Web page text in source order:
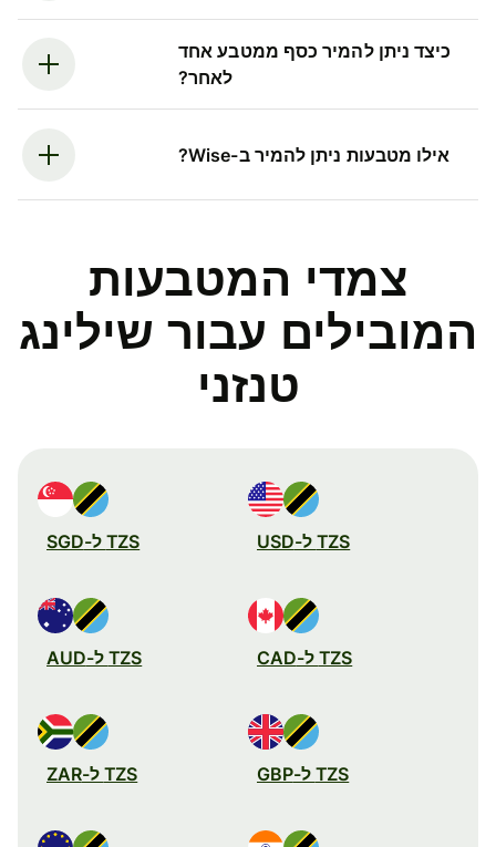
כיצד ניתן להמיר כסף ממטבע אחד
לאחר?
אילו מטבעות ניתן להמיר ב-Wise?
צמדי המטבעות
המובילים עבור שילינג
טנזני
TZS ל-USD TZS ל-SGD
TZS ל-CAD TZS ל-AUD
TZS ל-GBP TZS ל-ZAR